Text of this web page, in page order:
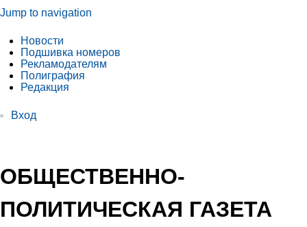
Jump to navigation
Новости
Подшивка номеров
Рекламодателям
Полиграфия
Редакция
Вход
ОБЩЕСТВЕННО-
ПОЛИТИЧЕСКАЯ ГАЗЕТА